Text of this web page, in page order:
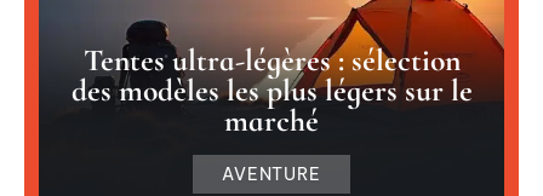
Tentes ultra-légères : sélection
des modèles les plus légers sur le
marché
AVENTURE